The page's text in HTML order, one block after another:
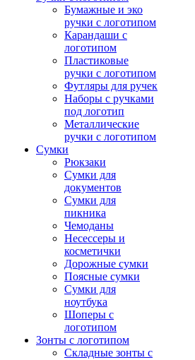
Бумажные и эко
ручки с логотипом
Карандаши с
логотипом
Пластиковые
ручки с логотипом
Футляры для ручек
Наборы с ручками
под логотип
Металлические
ручки с логотипом
Сумки
Рюкзаки
Сумки для
документов
Сумки для
пикника
Чемоданы
Несессеры и
косметички
Дорожные сумки
Поясные сумки
Сумки для
ноутбука
Шоперы с
логотипом
Зонты с логотипом
Складные зонты с